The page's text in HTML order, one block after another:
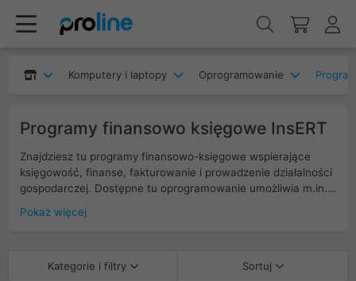
Komputery i laptopy Oprogramowanie
Programy finansowo księgowe InsERT
Znajdziesz tu programy finansowo-księgowe wspierające
księgowość, finanse, fakturowanie i prowadzenie działalności
gospodarczej. Dostępne tu oprogramowanie umożliwia m.in.
rozliczenia podatkowe oraz bieżącą kontrolę finansów firmy.
dopasowane do potrzeb Twojej firmy.
Pokaż więcej
Kategorie i filtry Sortuj